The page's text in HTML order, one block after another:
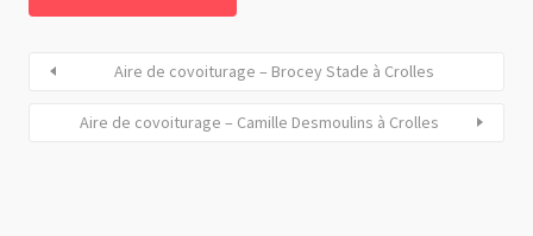
Aire de covoiturage – Brocey Stade à Crolles
Aire de covoiturage – Camille Desmoulins à Crolles